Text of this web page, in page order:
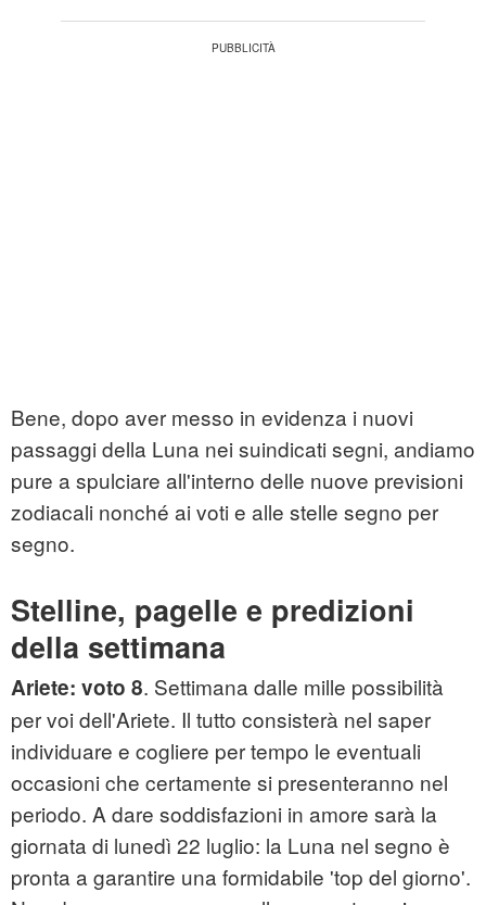
Bene, dopo aver messo in evidenza i nuovi
passaggi della Luna nei suindicati segni, andiamo
pure a spulciare all'interno delle nuove previsioni
zodiacali nonché ai voti e alle stelle segno per
segno.
Stelline, pagelle e predizioni
della settimana
Ariete: voto 8. Settimana dalle mille possibilità
per voi dell'Ariete. Il tutto consisterà nel saper
individuare e cogliere per tempo le eventuali
occasioni che certamente si presenteranno nel
periodo. A dare soddisfazioni in amore sarà la
giornata di lunedì 22 luglio: la Luna nel segno è
pronta a garantire una formidabile 'top del giorno'.